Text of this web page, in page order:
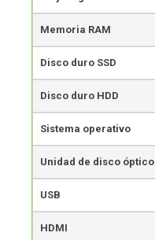
Memoria RAM
Disco duro SSD
Disco duro HDD
Sistema operativo
Unidad de disco óptico
USB
HDMI